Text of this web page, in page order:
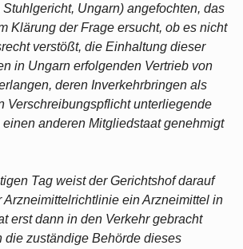
Ungarn) angefochten, das
Klärung der Frage ersucht, ob es nicht
verstößt, die Einhaltung dieser
in Ungarn erfolgenden Vertrieb von
deren Inverkehrbringen als
Verschreibungspflicht unterliegende
anderen Mitgliedstaat genehmigt
Tag weist der Gerichtshof darauf
Arzneimittelrichtlinie ein Arzneimittel in
erst dann in den Verkehr gebracht
die zuständige Behörde dieses